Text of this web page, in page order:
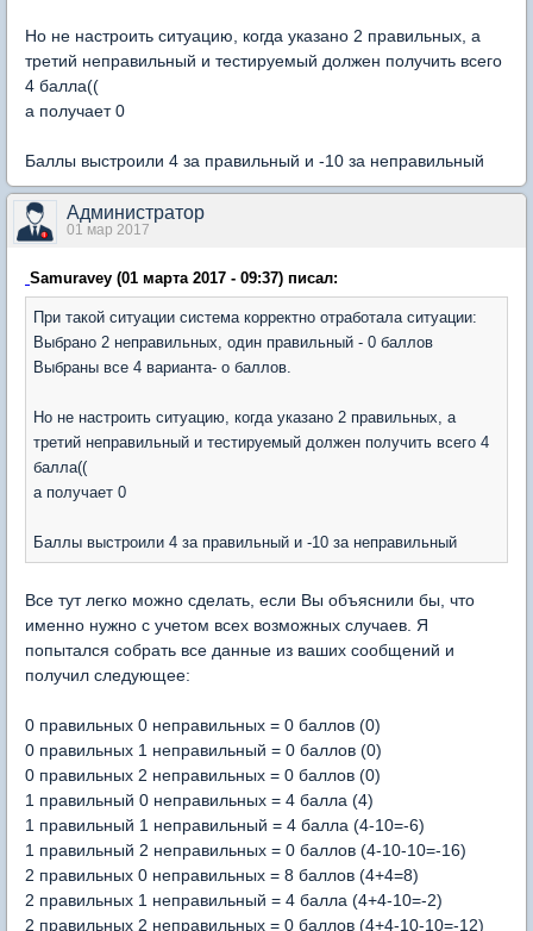
Но не настроить ситуацию, когда указано 2 правильных, а
третий неправильный и тестируемый должен получить всего
4 балла((
а получает 0
Баллы выстроили 4 за правильный и -10 за неправильный
Администратор
01 мар 2017
Samuravey (01 марта 2017 - 09:37) писал:
При такой ситуации система корректно отработала ситуации:
Выбрано 2 неправильных, один правильный - 0 баллов
Выбраны все 4 варианта- о баллов.
Но не настроить ситуацию, когда указано 2 правильных, а
третий неправильный и тестируемый должен получить всего 4
балла((
а получает 0
Баллы выстроили 4 за правильный и -10 за неправильный
Все тут легко можно сделать, если Вы объяснили бы, что
именно нужно с учетом всех возможных случаев. Я
попытался собрать все данные из ваших сообщений и
получил следующее:
0 правильных 0 неправильных = 0 баллов (0)
0 правильных 1 неправильный = 0 баллов (0)
0 правильных 2 неправильных = 0 баллов (0)
1 правильный 0 неправильных = 4 балла (4)
1 правильный 1 неправильный = 4 балла (4-10=-6)
1 правильный 2 неправильных = 0 баллов (4-10-10=-16)
2 правильных 0 неправильных = 8 баллов (4+4=8)
2 правильных 1 неправильный = 4 балла (4+4-10=-2)
2 правильных 2 неправильных = 0 баллов (4+4-10-10=-12)